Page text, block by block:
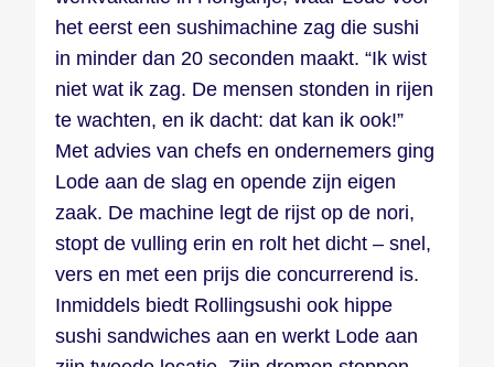
het eerst een sushimachine zag die sushi
in minder dan 20 seconden maakt. “Ik wist
niet wat ik zag. De mensen stonden in rijen
te wachten, en ik dacht: dat kan ik ook!”
Met advies van chefs en ondernemers ging
Lode aan de slag en opende zijn eigen
zaak. De machine legt de rijst op de nori,
stopt de vulling erin en rolt het dicht – snel,
vers en met een prijs die concurrerend is.
Inmiddels biedt Rollingsushi ook hippe
sushi sandwiches aan en werkt Lode aan